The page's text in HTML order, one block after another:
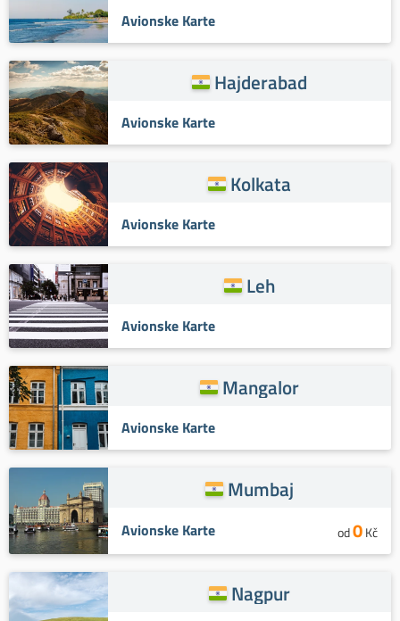
Avionske Karte
Hajderabad
Avionske Karte
Kolkata
Avionske Karte
Leh
Avionske Karte
Mangalor
Avionske Karte
Mumbaj
Avionske Karte od0Kč
Nagpur